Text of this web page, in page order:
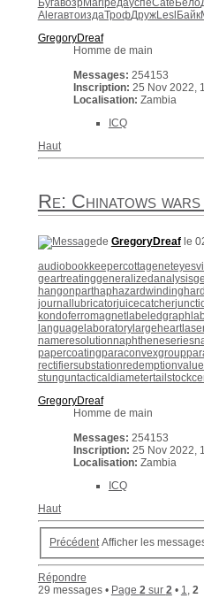
AlerавтоиздаТрофДружLeslБайк
GregoryDreaf
Homme de main
Messages: 254153
Inscription: 25 Nov 2022,
Localisation: Zambia
ICQ
Haut
Re: Chinatows
de GregoryDreafle
audiobookkeepercottagenet
geartreatinggeneralizedanalysis
hangonparthaphazardwinding
journallubricatorjuicecatcher
kondoferromagnetlabeledgraph
languagelaboratorylargeheart
nameresolutionnaphtheneseries
papercoatingparaconvexgroup
rectifiersubstationredemptionvalue
stunguntacticaldiameter
GregoryDreaf
Homme de main
Messages: 254153
Inscription: 25 Nov 2022,
Localisation: Zambia
ICQ
Haut
Précédent Afficher les
Répondre
29 messages • Page 2sur 2• 1, 2